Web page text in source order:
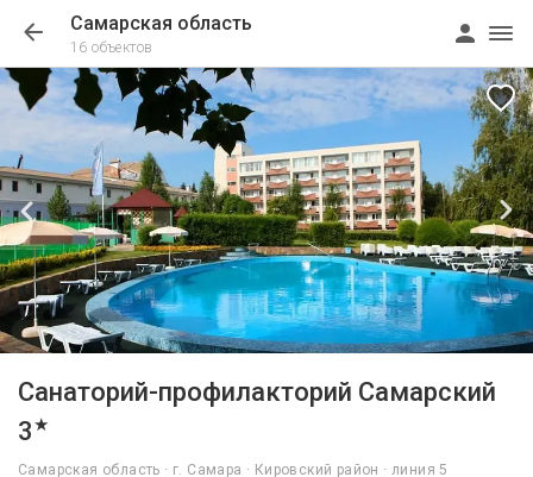
Самарская область
16 объектов
Санаторий-профилакторий Самарский
3★
Самарская область · г. Самара · Кировский район · линия 5